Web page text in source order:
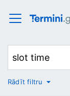
No
Rādīt filtru